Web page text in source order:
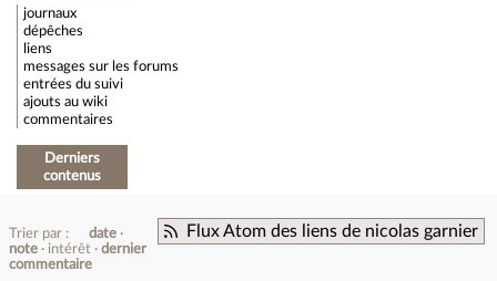
journaux
dépêches
liens
messages sur les forums
entrées du suivi
ajouts au wiki
commentaires
Derniers
contenus
Flux Atom des liens de nicolas garnier
Trier par :
date
note
intérêt
dernier
commentaire